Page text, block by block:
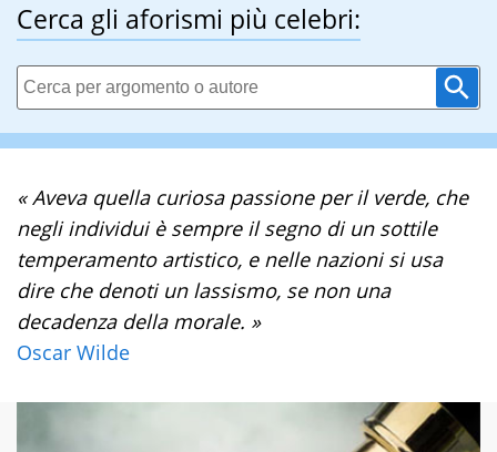
Cerca gli aforismi più celebri:
« Aveva quella curiosa passione per il verde, che
negli individui è sempre il segno di un sottile
temperamento artistico, e nelle nazioni si usa
dire che denoti un lassismo, se non una
decadenza della morale. »
Oscar Wilde